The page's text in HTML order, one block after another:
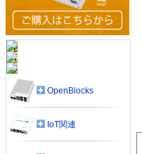
OpenBlocks
IoT関連